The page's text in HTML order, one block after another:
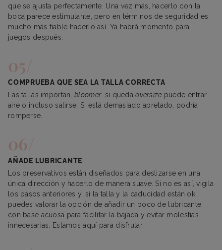
que se ajusta perfectamente. Una vez más, hacerlo con la
boca parece estimulante, pero en términos de seguridad es
mucho más fiable hacerlo así. Ya habrá momento para
juegos después.
COMPRUEBA QUE SEA LA TALLA CORRECTA
Las tallas importan,bloomer: si quedaoversize puede entrar
aire o incluso salirse. Si está demasiado apretado, podría
romperse.
AÑADE LUBRICANTE
Los preservativos están diseñados para deslizarse en una
única dirección y hacerlo de manera suave. Si no es así, vigila
los pasos anteriores y, si la talla y la caducidad están ok,
puedes valorar la opción de añadir un poco de lubricante
con base acuosa para facilitar la bajada y evitar molestias
innecesarias. Estamos aquí para disfrutar.